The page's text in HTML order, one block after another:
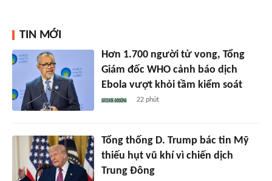
TIN MỚI
Hơn 1.700 người tử vong, Tổng
Giám đốc WHO cảnh báo dịch
Ebola vượt khỏi tầm kiểm soát
22 phút
Tổng thống D. Trump bác tin Mỹ
thiếu hụt vũ khí vì chiến dịch
Trung Đông